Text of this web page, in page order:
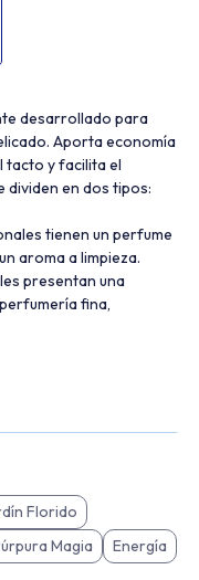
desarrollado para
Aporta economía
tacto y facilita el
dividen en dos tipos:
tienen un perfume
aroma a limpieza.
presentan una
fina,
Florido
Magia Energía